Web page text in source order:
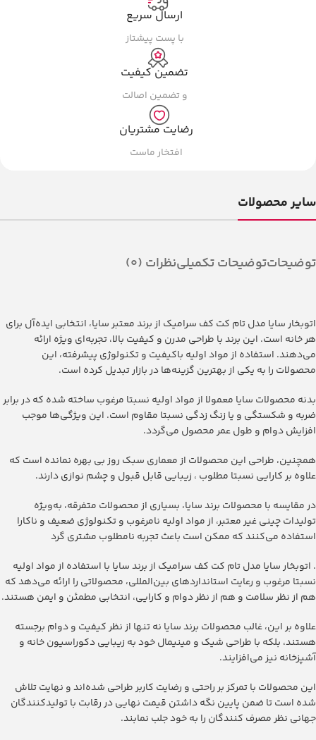
ارسال سریع
با پست پیشتاز
تضمین کیفیت
و تضمین اصالت
رضایت مشتریان
افتخار ماست
سایر محصولات
توضیحاتتوضیحات تکمیلینظرات (0)
‫اتوبخار سایا مدل تام کت کف سرامیک از برند معتبر سایا، انتخابی ایده‌آل برای
هر خانه است. این برند با طراحی مدرن و کیفیت بالا، تجربه‌ای ویژه ارائه
می‌دهند. استفاده از مواد اولیه باکیفیت و تکنولوژی پیشرفته، این
محصولات را به یکی از بهترین گزینه‌ها در بازار تبدیل کرده است.
بدنه محصولات سایا معمولا از مواد اولیه نسبتا مرغوب ساخته شده که در برابر
ضربه و شکستگی و یا زنگ زدگی نسبتا مقاوم است. این ویژگی‌ها موجب
افزایش دوام و طول عمر محصول می‌گردد.
همچنین، طراحی این محصولات از معماری سبک روز بی بهره نمانده است که
علاوه بر کارایی نسبتا مطلوب ، زیبایی قابل قبول و چشم نوازی دارند.
در مقایسه با محصولات برند سایا، بسیاری از محصولات متفرقه، به‌ویژه
تولیدات چینی غیر معتبر، از مواد اولیه نامرغوب و تکنولوژی ضعیف و ناکارا
استفاده می‌کنند که ممکن است باعث تجربه نامطلوب مشتری گرد
. ‫اتوبخار سایا مدل تام کت کف سرامیک از برند سایا با استفاده از مواد اولیه
نسبتا مرغوب و رعایت استانداردهای بین‌المللی، محصولاتی را ارائه می‌دهد که
هم از نظر سلامت و هم از نظر دوام و کارایی، انتخابی مطمئن و ایمن هستند.
علاوه بر این، غالب محصولات برند سایا نه تنها از نظر کیفیت و دوام برجسته
هستند، بلکه با طراحی شیک و مینیمال خود به زیبایی دکوراسیون خانه و
آشپزخانه نیز می‌افزایند.
این محصولات با تمرکز بر راحتی و رضایت کاربر طراحی شده‌اند و نهایت تلاش
شده است تا ضمن پایین نگه داشتن قیمت نهایی در رقابت با تولیدکنندگان
جهانی نظر مصرف کنندگان را به خود جلب نمابند.